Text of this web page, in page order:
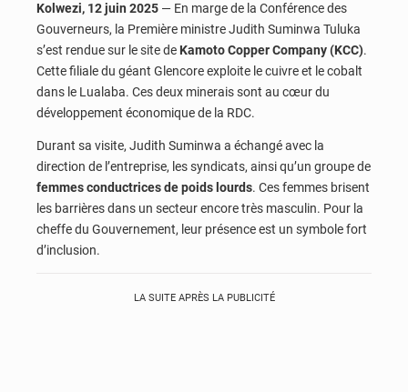
Kolwezi, 12 juin 2025 — En marge de la Conférence des
Gouverneurs, la Première ministre Judith Suminwa Tuluka
s’est rendue sur le site de Kamoto Copper Company (KCC).
Cette filiale du géant Glencore exploite le cuivre et le cobalt
dans le Lualaba. Ces deux minerais sont au cœur du
développement économique de la RDC.
Durant sa visite, Judith Suminwa a échangé avec la
direction de l’entreprise, les syndicats, ainsi qu’un groupe de
femmes conductrices de poids lourds. Ces femmes brisent
les barrières dans un secteur encore très masculin. Pour la
cheffe du Gouvernement, leur présence est un symbole fort
d’inclusion.
LA SUITE APRÈS LA PUBLICITÉ